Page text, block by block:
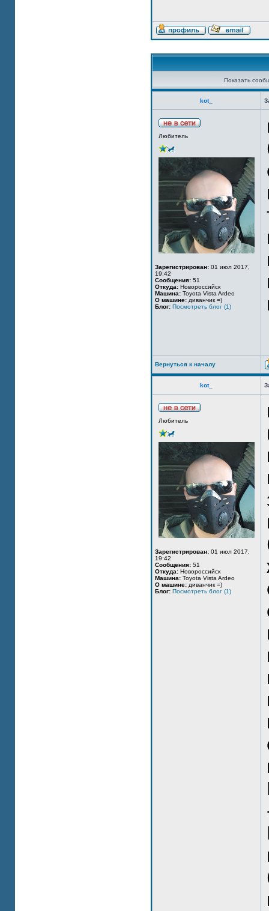
Показать
kot_
Любитель
Зарегистрирован: 01 июл 2017,
19:42
Сообщения: 51
Откуда: Новороссийск
Машина: Toyota Vista Ardeo
О машине: диванчик =)
Блог: Посмотреть блог (1)
Вернуться к началу
kot_
Любитель
Зарегистрирован: 01 июл 2017,
19:42
Сообщения: 51
Откуда: Новороссийск
Машина: Toyota Vista Ardeo
О машине: диванчик =)
Блог: Посмотреть блог (1)